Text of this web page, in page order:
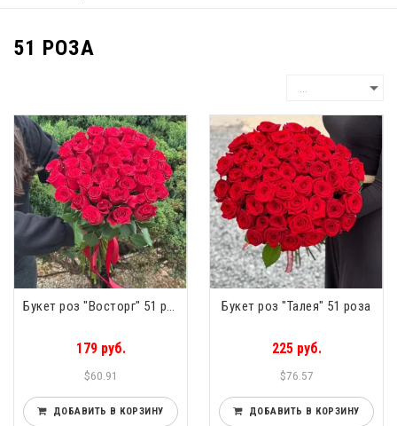
51 РОЗА
Букет роз "Восторг" 51 роза
179 руб.
$60.91
ДОБАВИТЬ В КОРЗИНУ
Букет роз "Талея" 51 роза
225 руб.
$76.57
ДОБАВИТЬ В КОРЗИНУ